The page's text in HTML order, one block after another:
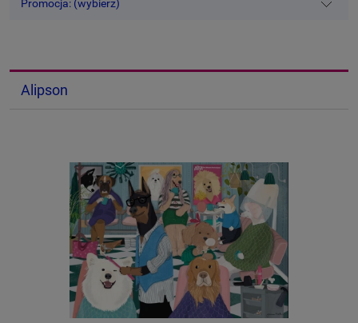
Promocja: (wybierz)
Alipson